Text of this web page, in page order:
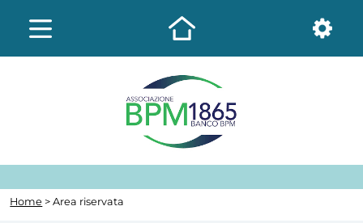
Home > Area riservata